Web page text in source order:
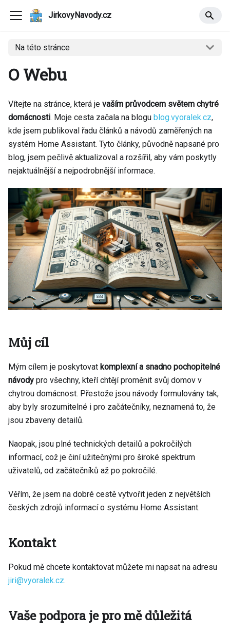
JirkovyNavody.cz
Na této stránce
O Webu
Vítejte na stránce, která je vaším průvodcem světem chytré
domácnosti. Moje cesta začala na blogu blog.vyoralek.cz,
kde jsem publikoval řadu článků a návodů zaměřených na
systém Home Assistant. Tyto články, původně napsané pro
blog, jsem pečlivě aktualizoval a rozšířil, aby vám poskytly
nejaktuálnější a nejpodrobnější informace.
Můj cíl
Mým cílem je poskytovat komplexní a snadno pochopitelné
návody pro všechny, kteří chtějí proměnit svůj domov v
chytrou domácnost. Přestože jsou návody formulovány tak,
aby byly srozumitelné i pro začátečníky, neznamená to, že
jsou zbaveny detailů.
Naopak, jsou plné technických detailů a pokročilých
informací, což je činí užitečnými pro široké spektrum
uživatelů, od začátečníků až po pokročilé.
Věřím, že jsem na dobré cestě vytvořit jeden z největších
českých zdrojů informací o systému Home Assistant.
Kontakt
Pokud mě chcete kontaktovat můžete mi napsat na adresu
jiri@vyoralek.cz.
Vaše podpora je pro mě důležitá